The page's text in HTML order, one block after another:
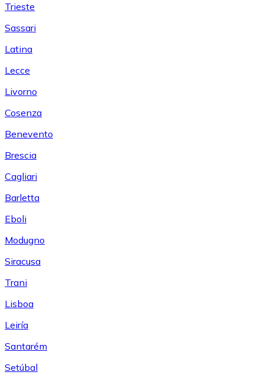
Trieste
Sassari
Latina
Lecce
Livorno
Cosenza
Benevento
Brescia
Cagliari
Barletta
Eboli
Modugno
Siracusa
Trani
Lisboa
Leiría
Santarém
Setúbal